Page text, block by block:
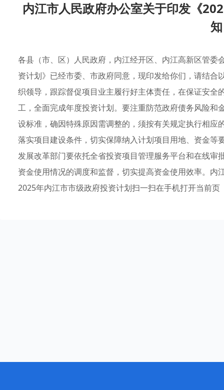
内江市人民政府办公室关于印发《
知
各县（市、区）人民政府，内江经开区、内江高新区管
资计划》已经市委、市政府同意，现印发给你们，请结
织领导，跟踪督促项目业主履行好主体责任，在保证安
工，全面完成年度投资计划。要注重防范政府债务风险
设标准，确因特殊原因需调整的，须按有关规定执行相
落实项目建设条件，切实保障纳入计划项目用地、资金
发展改革部门要依托全省投资项目管理服务平台和在线
资金使用情况的调度和监督，切实提高资金使用效率。
2025年内江市市级政府投资计划扫一扫在手机打开当前页